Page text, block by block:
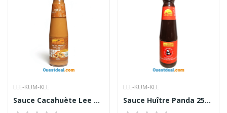
LEE-KUM-KEE
Sauce Cacahuète Lee Kum Kee 226 g
LEE-KUM-KEE
Sauce Huître Panda 255 g